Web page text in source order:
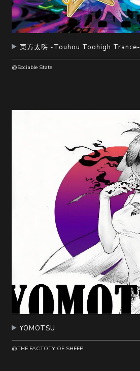
東方太嗨 -Touhou Toohigh Trance-
@Sociable State
YOMOTSU
@THE FACTOTY OF SHEEP